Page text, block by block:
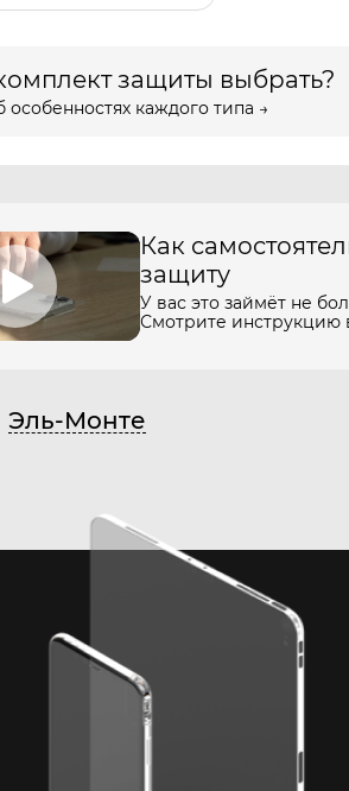
защиты выбрать?
особенностях каждого типа →
Как
защиту
У вас это займёт не
Смотрите
Эль-Монте